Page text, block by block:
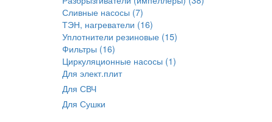
Сливные насосы (7)
ТЭН, нагреватели (16)
Уплотнители резиновые (15)
Фильтры (16)
Циркуляционные насосы (1)
Для элект.плит
Для СВЧ
Для Сушки